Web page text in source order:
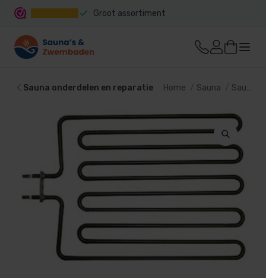
Groot assortiment
Sauna onderdelen en reparatie Home Sauna Sauna techniek